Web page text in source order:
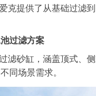
克提供了从基础过滤
过滤方案
滤砂缸，涵盖顶式、
同场景需求。